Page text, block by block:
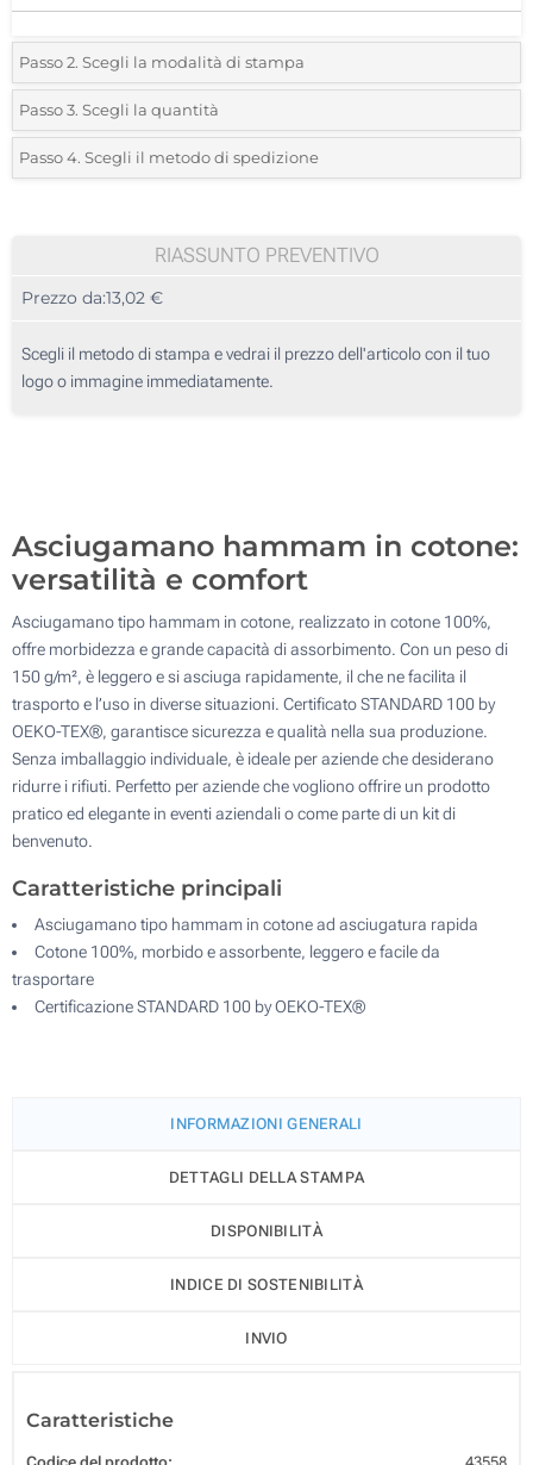
Passo 2. Scegli la modalità di stampa
*Seleziona la posizione di stampa e il colore del vostro logo:
1 Colore (In basso)
3 Colori (In basso)
Ricamo (In basso)
Passo 3. Scegli la quantità
*Quantità desiderata:
10
25
50
Passo 4. Scegli il metodo di spedizione
RIASSUNTO PREVENTIVO
Prezzo da:13,02 €
Scegli il metodo di stampa e vedrai il prezzo dell'articolo con il tuo
logo o immagine immediatamente.
Asciugamano hammam in cotone:
versatilità e comfort
Asciugamano tipo hammam in cotone, realizzato in cotone 100%,
offre morbidezza e grande capacità di assorbimento. Con un peso di
150 g/m², è leggero e si asciuga rapidamente, il che ne facilita il
trasporto e l’uso in diverse situazioni. Certificato STANDARD 100 by
OEKO-TEX®, garantisce sicurezza e qualità nella sua produzione.
Senza imballaggio individuale, è ideale per aziende che desiderano
ridurre i rifiuti. Perfetto per aziende che vogliono offrire un prodotto
pratico ed elegante in eventi aziendali o come parte di un kit di
benvenuto.
Caratteristiche principali
Asciugamano tipo hammam in cotone ad asciugatura rapida
Cotone 100%, morbido e assorbente, leggero e facile da
trasportare
Certificazione STANDARD 100 by OEKO-TEX®
INFORMAZIONI GENERALI
DETTAGLI DELLA STAMPA
DISPONIBILITÀ
INDICE DI SOSTENIBILITÀ
INVIO
Caratteristiche